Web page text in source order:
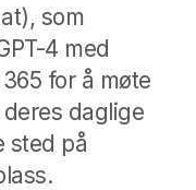
som
4 med
for å møte
daglige
sted på